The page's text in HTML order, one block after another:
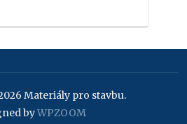
Materiály pro stavbu.
byWPZOOM